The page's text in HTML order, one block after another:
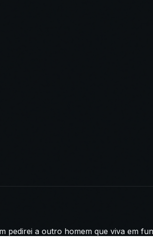
pedirei a outro homem que viva em